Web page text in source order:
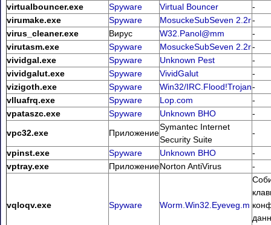
virtualbouncer.exe Spyware Virtual Bouncer
-
virumake.exe
Spyware MosuckeSubSeven 2.2r-
virus_cleaner.exe
Вирус W32.Panol@mm
-
virutasm.exe
Spyware MosuckeSubSeven 2.2r-
vividgal.exe
Spyware Unknown Pest
-
vividgalut.exe
Spyware VividGalut
-
vizigoth.exe
Spyware Win32/IRC.Flood!Trojan-
vlluafrq.exe
Spyware Lop.com
-
vpataszc.exe
Spyware Unknown BHO
-
vpc32.exe
Приложение
Symantec Internet
Security Suite
-
vpinst.exe Spyware Unknown BHO
-
vptray.exe
ПриложениеNorton AntiVirus -
vqloqv.exe Spyware Worm.Win32.Eyeveg.m